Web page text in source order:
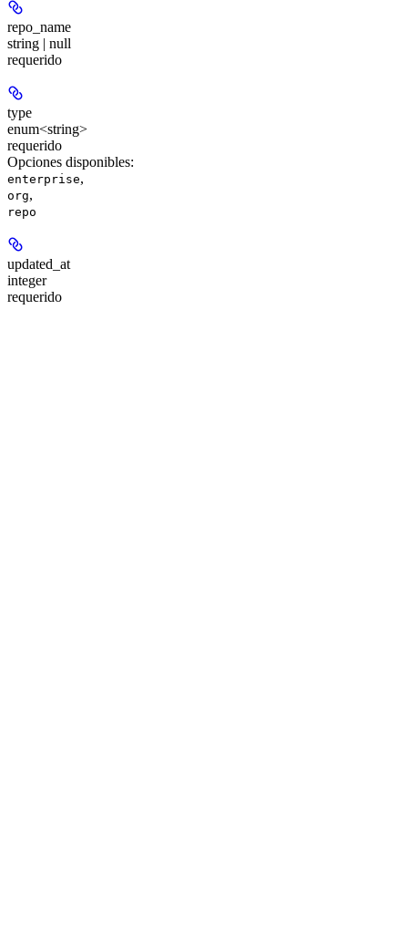
repo_name
string | null
requerido
type
enum<string>
requerido
Opciones disponibles:
enterprise,
org,
repo
updated_at
integer
requerido